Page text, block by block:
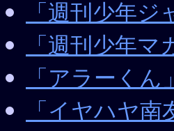
「週刊少年
「週刊少年
「アラーくん
「イヤハヤ南